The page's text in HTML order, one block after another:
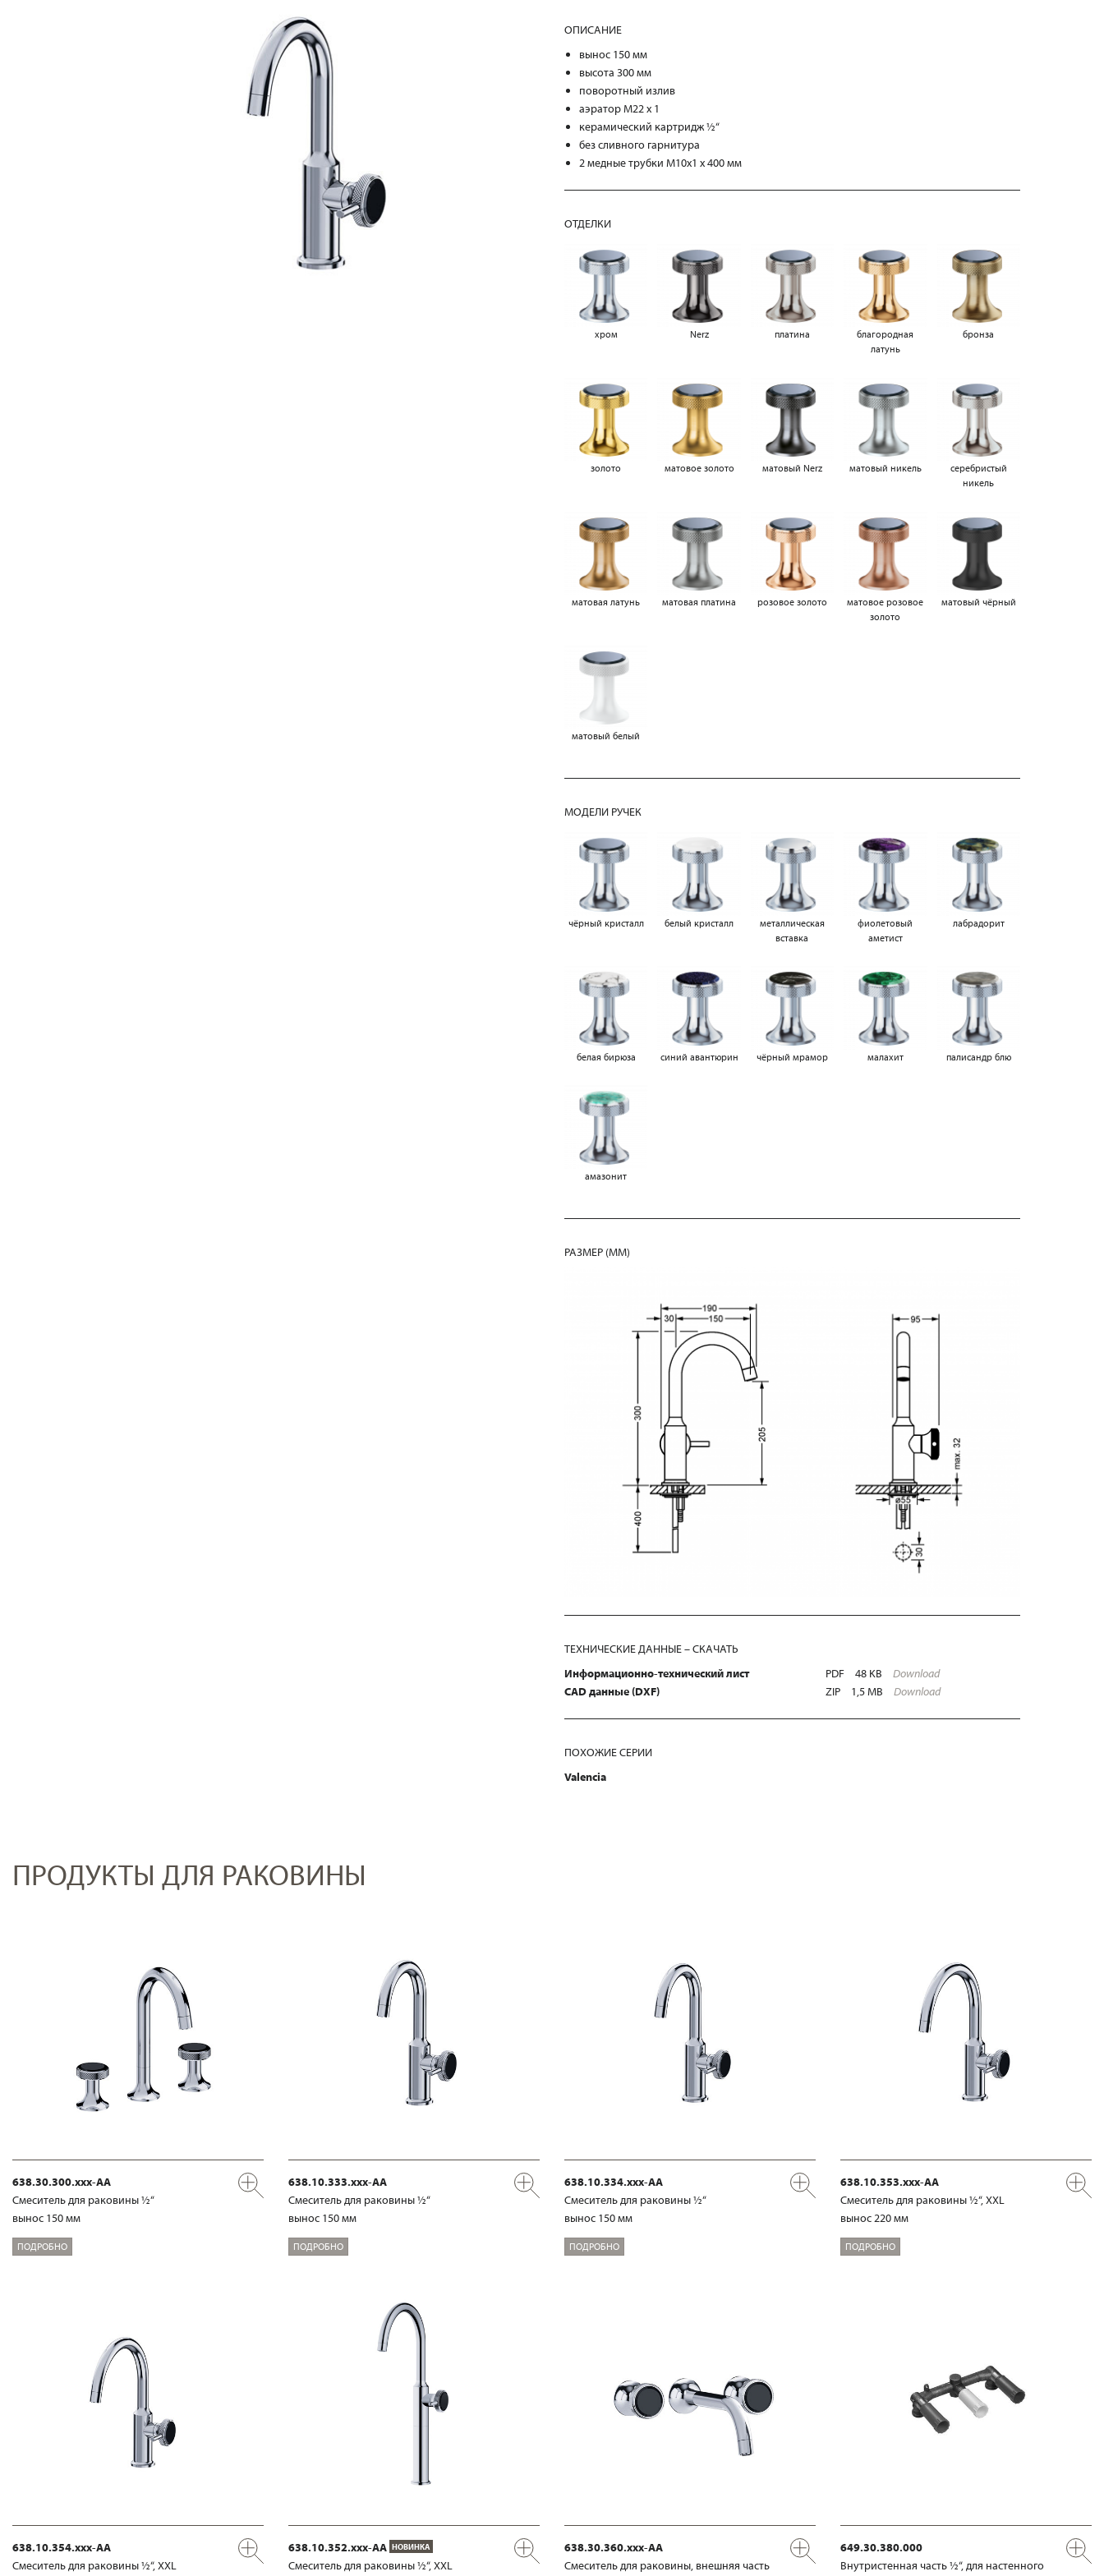
ОПИСАНИЕ
вынос 150 мм
высота 300 мм
поворотный излив
аэратор M22 x 1
керамический картридж ½“
без сливного гарнитура
2 медные трубки M10x1 x 400 мм
ОТДЕЛКИ
хром Nerz платина
благородная
латунь
бронза
золото матовое золото матовый Nerz матовый никель
серебристый
никель
матовая латунь матовая платина розовое золото
матовое розовое
золото
матовый чёрный
матовый белый
МОДЕЛИ РУЧЕК
чёрный кристалл белый кристалл
металлическая
вставка
фиолетовый
аметист
лабрадорит
белая бирюза синий авантюрин чёрный мрамор малахит палисандр блю
амазонит
РАЗМЕР (MM)
ТЕХНИЧЕСКИЕ ДАННЫЕ – СКАЧАТЬ
Информационно-технический лист
PDF 48 KB
Download
CAD данные (DXF)
ZIP 1,5 MB Download
ПОХОЖИЕ СЕРИИ
Valencia
ПРОДУКТЫ ДЛЯ РАКОВИНЫ
638.30.300.xxx-AA
Смеситель для раковины ½“
вынос 150 мм
ПОДРОБНО
638.10.333.xxx-AA
Смеситель для раковины ½“
вынос 150 мм
ПОДРОБНО
638.10.334.xxx-AA
Смеситель для раковины ½“
вынос 150 мм
ПОДРОБНО
638.10.353.xxx-AA
Смеситель для раковины ½“, XXL
вынос 220 мм
ПОДРОБНО
638.10.354.xxx-AA
Смеситель для раковины ½“, XXL
638.10.352.xxx-AA НОВИНКА
Смеситель для раковины ½“, XXL
638.30.360.xxx-AA
Смеситель для раковины, внешняя часть
649.30.380.000
Внутристенная часть ½“, для настенного